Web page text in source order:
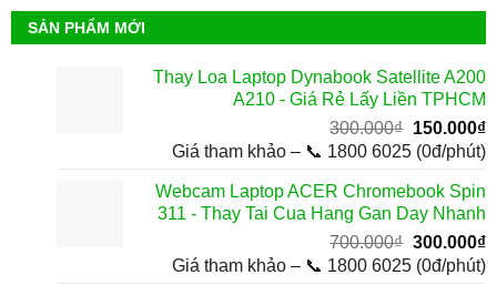
SẢN PHẨM MỚI
Thay Loa Laptop Dynabook Satellite A200
A210 - Giá Rẻ Lấy Liền TPHCM
300.000₫ Giá
gốc
300.000₫.
150.000₫
Giá tham khảo – 📞 1800 6025 (0đ/phút)
Webcam Laptop ACER Chromebook Spin
311 - Thay Tai Cua Hang Gan Day Nhanh
700.000₫ Giá
gốc
300.000₫
Giá tham khảo – 📞 1800 6025 (0đ/phút)